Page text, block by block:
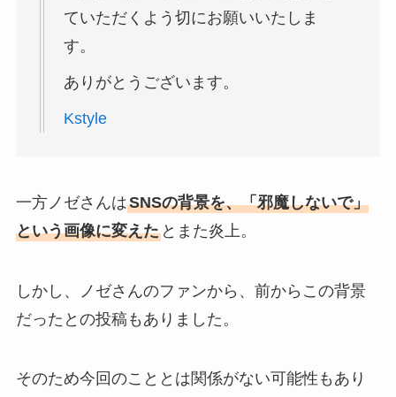
ていただくよう切にお願いいたしま
す。
ありがとうございます。
Kstyle
一方ノゼさんはSNSの背景を、「邪魔しないで」
という画像に変えたとまた炎上。
しかし、ノゼさんのファンから、前からこの背景
だったとの投稿もありました。
そのため今回のこととは関係がない可能性もあり